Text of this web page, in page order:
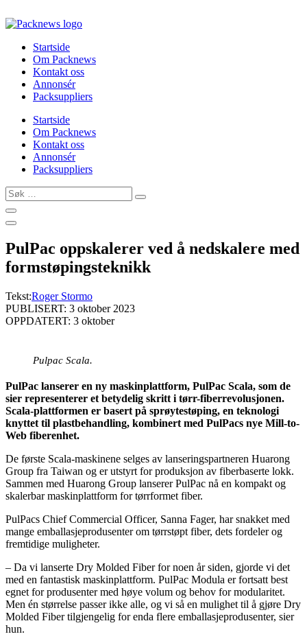
to
Startside
Om Packnews
Kontakt oss
Annonsér
Packsuppliers
Startside
Om Packnews
Kontakt oss
Annonsér
Packsuppliers
Søk
…
PulPac oppskalerer ved å nedskalere med
formstøpingsteknikk
Tekst:Roger Stormo
PUBLISERT: 3 oktober 2023
OPPDATERT: 3 oktober
Pulpac Scala.
PulPac lanserer en ny maskinplattform, PulPac Scala, som de
sier representerer et betydelig skritt i tørr-fiberrevolusjonen.
Scala-plattformen er basert på sprøytestøping, en teknologi
knyttet til plastbehandling, kombinert med PulPacs nye Mill-to-
Web fiberenhet.
De første Scala-maskinene selges av lanseringspartneren Huarong
Group fra Taiwan og er utstyrt for produksjon av fiberbaserte lokk.
Sammen med Huarong Group lanserer PulPac nå en kompakt og
skalerbar maskinplattform for tørrformet fiber.
PulPacs Chief Commercial Officer, Sanna Fager, har snakket med
mange emballasjeprodusenter om tørrstøpt fiber, dets fordeler og
fremtidige muligheter.
– Da vi lanserte Dry Molded Fiber for noen år siden, gjorde vi det
med en fantastisk maskinplattform. PulPac Modula er fortsatt best
egnet for produsenter med høye volum og behov for modularitet.
Men én størrelse passer ikke alle, og vi så en mulighet til å gjøre Dry
Molded Fiber tilgjengelig for enda flere emballasjeprodusenter, sier
hun.